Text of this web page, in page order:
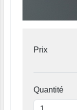
Prix
Quantité